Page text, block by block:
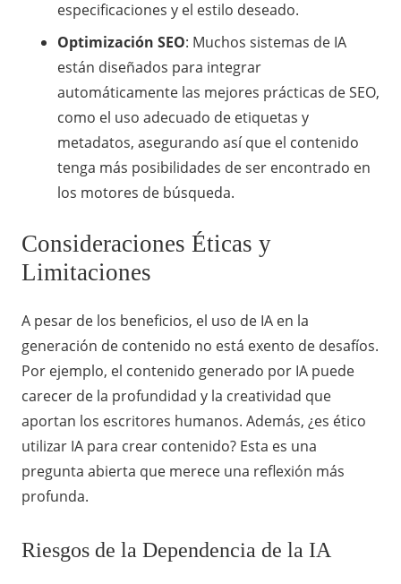
especificaciones y el estilo deseado.
Optimización SEO: Muchos sistemas de IA
están diseñados para integrar
automáticamente las mejores prácticas de SEO,
como el uso adecuado de etiquetas y
metadatos, asegurando así que el contenido
tenga más posibilidades de ser encontrado en
los motores de búsqueda.
Consideraciones Éticas y
Limitaciones
A pesar de los beneficios, el uso de IA en la
generación de contenido no está exento de desafíos.
Por ejemplo, el contenido generado por IA puede
carecer de la profundidad y la creatividad que
aportan los escritores humanos. Además, ¿es ético
utilizar IA para crear contenido? Esta es una
pregunta abierta que merece una reflexión más
profunda.
Riesgos de la Dependencia de la IA